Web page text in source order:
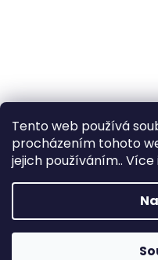
Tento web používá
procházením tohoto
jejich používáním..
Sledovat na
Za